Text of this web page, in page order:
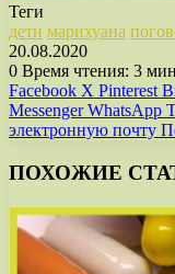
Теги
дети марихуана
20.08.2020
0 Время чтения: 3
Facebook X Pinterest
Messenger WhatsApp
электронную почту
ПОХОЖИЕ